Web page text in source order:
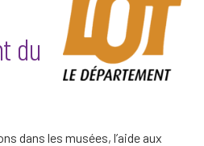
du
dans les musées, l’aide aux